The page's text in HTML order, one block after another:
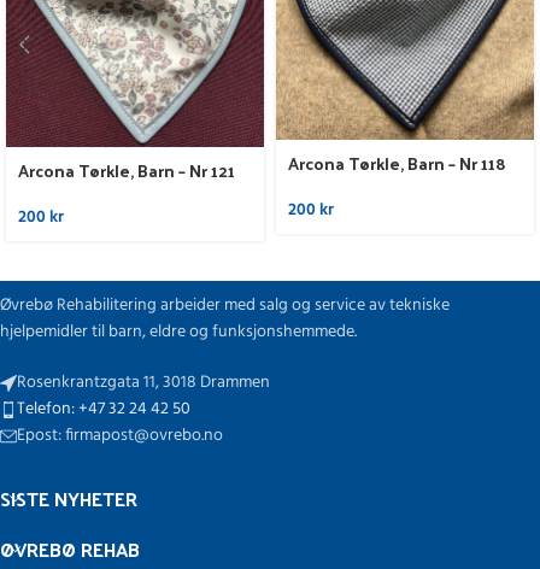
Arcona Tørkle, Barn – Nr 121
200kr
Arcona Tørkle, Barn – Nr 118
200kr
Øvrebø Rehabilitering arbeider med salg og service av tekniske
hjelpemidler til barn, eldre og funksjonshemmede.
Rosenkrantzgata 11, 3018 Drammen
Telefon: +47 32 24 42 50
Epost: firmapost@ovrebo.no
SISTE NYHETER
ØVREBØ REHAB